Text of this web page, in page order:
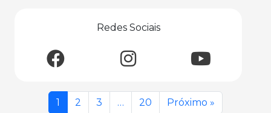
Redes Sociais
1 2 3 … 20 Próximo »